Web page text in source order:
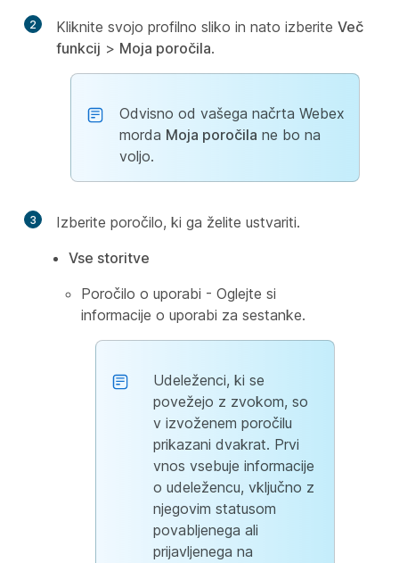
2 Kliknite svojo profilno sliko in nato izberite Več
funkcij > Moja poročila.
Odvisno od vašega načrta Webex
morda Moja poročila ne bo na
voljo.
3
Izberite poročilo, ki ga želite ustvariti.
Vse storitve
Poročilo o uporabi - Oglejte si
informacije o uporabi za sestanke.
Udeleženci, ki se
povežejo z zvokom, so
v izvoženem poročilu
prikazani dvakrat. Prvi
vnos vsebuje informacije
o udeležencu, vključno z
njegovim statusom
povabljenega ali
prijavljenega na